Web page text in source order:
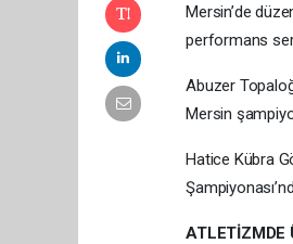
Mersin’de
performans
Abuzer
Mersin
Hatice Kübra
ATLETİZMDE